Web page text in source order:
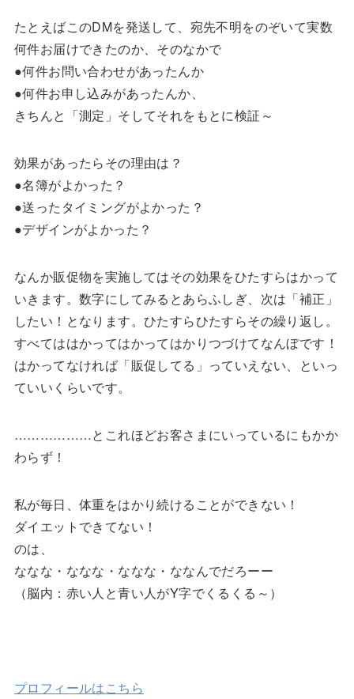
たとえばこのDMを発送して、宛先不明をのぞいて実数
何件お届けできたのか、そのなかで
●何件お問い合わせがあったんか
●何件お申し込みがあったんか、
きちんと「測定」そしてそれをもとに検証～
効果があったらその理由は？
●名簿がよかった？
●送ったタイミングがよかった？
●デザインがよかった？
なんか販促物を実施してはその効果をひたすらはかって
いきます。数字にしてみるとあらふしぎ、次は「補正」
したい！となります。ひたすらひたすらその繰り返し。
すべてははかってはかってはかりつづけてなんぼです！
はかってなければ「販促してる」っていえない、といっ
ていいくらいです。
………………とこれほどお客さまにいっているにもかか
わらず！
私が毎日、体重をはかり続けることができない！
ダイエットできてない！
のは、
ななな・ななな・ななな・ななんでだろーー
（脳内：赤い人と青い人がY字でくるくる～）
プロフィールはこちら